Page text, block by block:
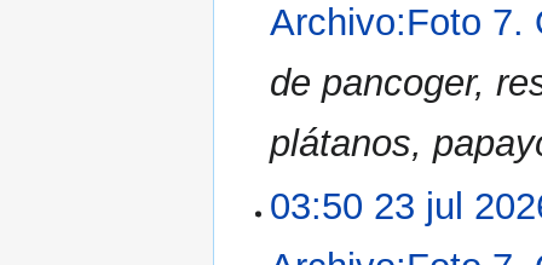
Archivo:Foto 7.
de pancoger,
plátanos,
03:50 23 jul